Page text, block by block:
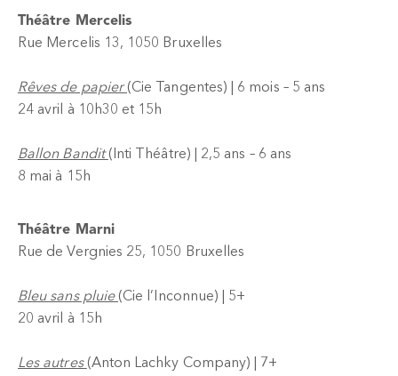
Théâtre Mercelis
Rue Mercelis 13, 1050 Bruxelles
Rêves de papier(Cie Tangentes) | 6 mois – 5 ans
24 avril à 10h30 et 15h
Ballon Bandit(Inti Théâtre) | 2,5 ans – 6 ans
8 mai à 15h
Théâtre Marni
Rue de Vergnies 25, 1050 Bruxelles
Bleu sans pluie(Cie l’Inconnue) | 5+
20 avril à 15h
Les autres(Anton Lachky Company) | 7+